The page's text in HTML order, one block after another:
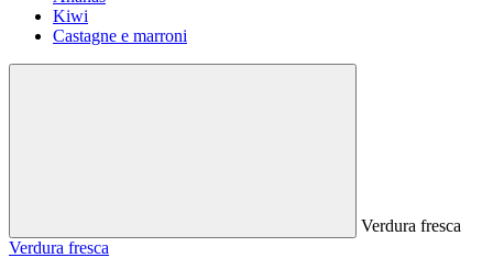
Kiwi
Castagne e marroni
Verdura fresca
Verdura fresca